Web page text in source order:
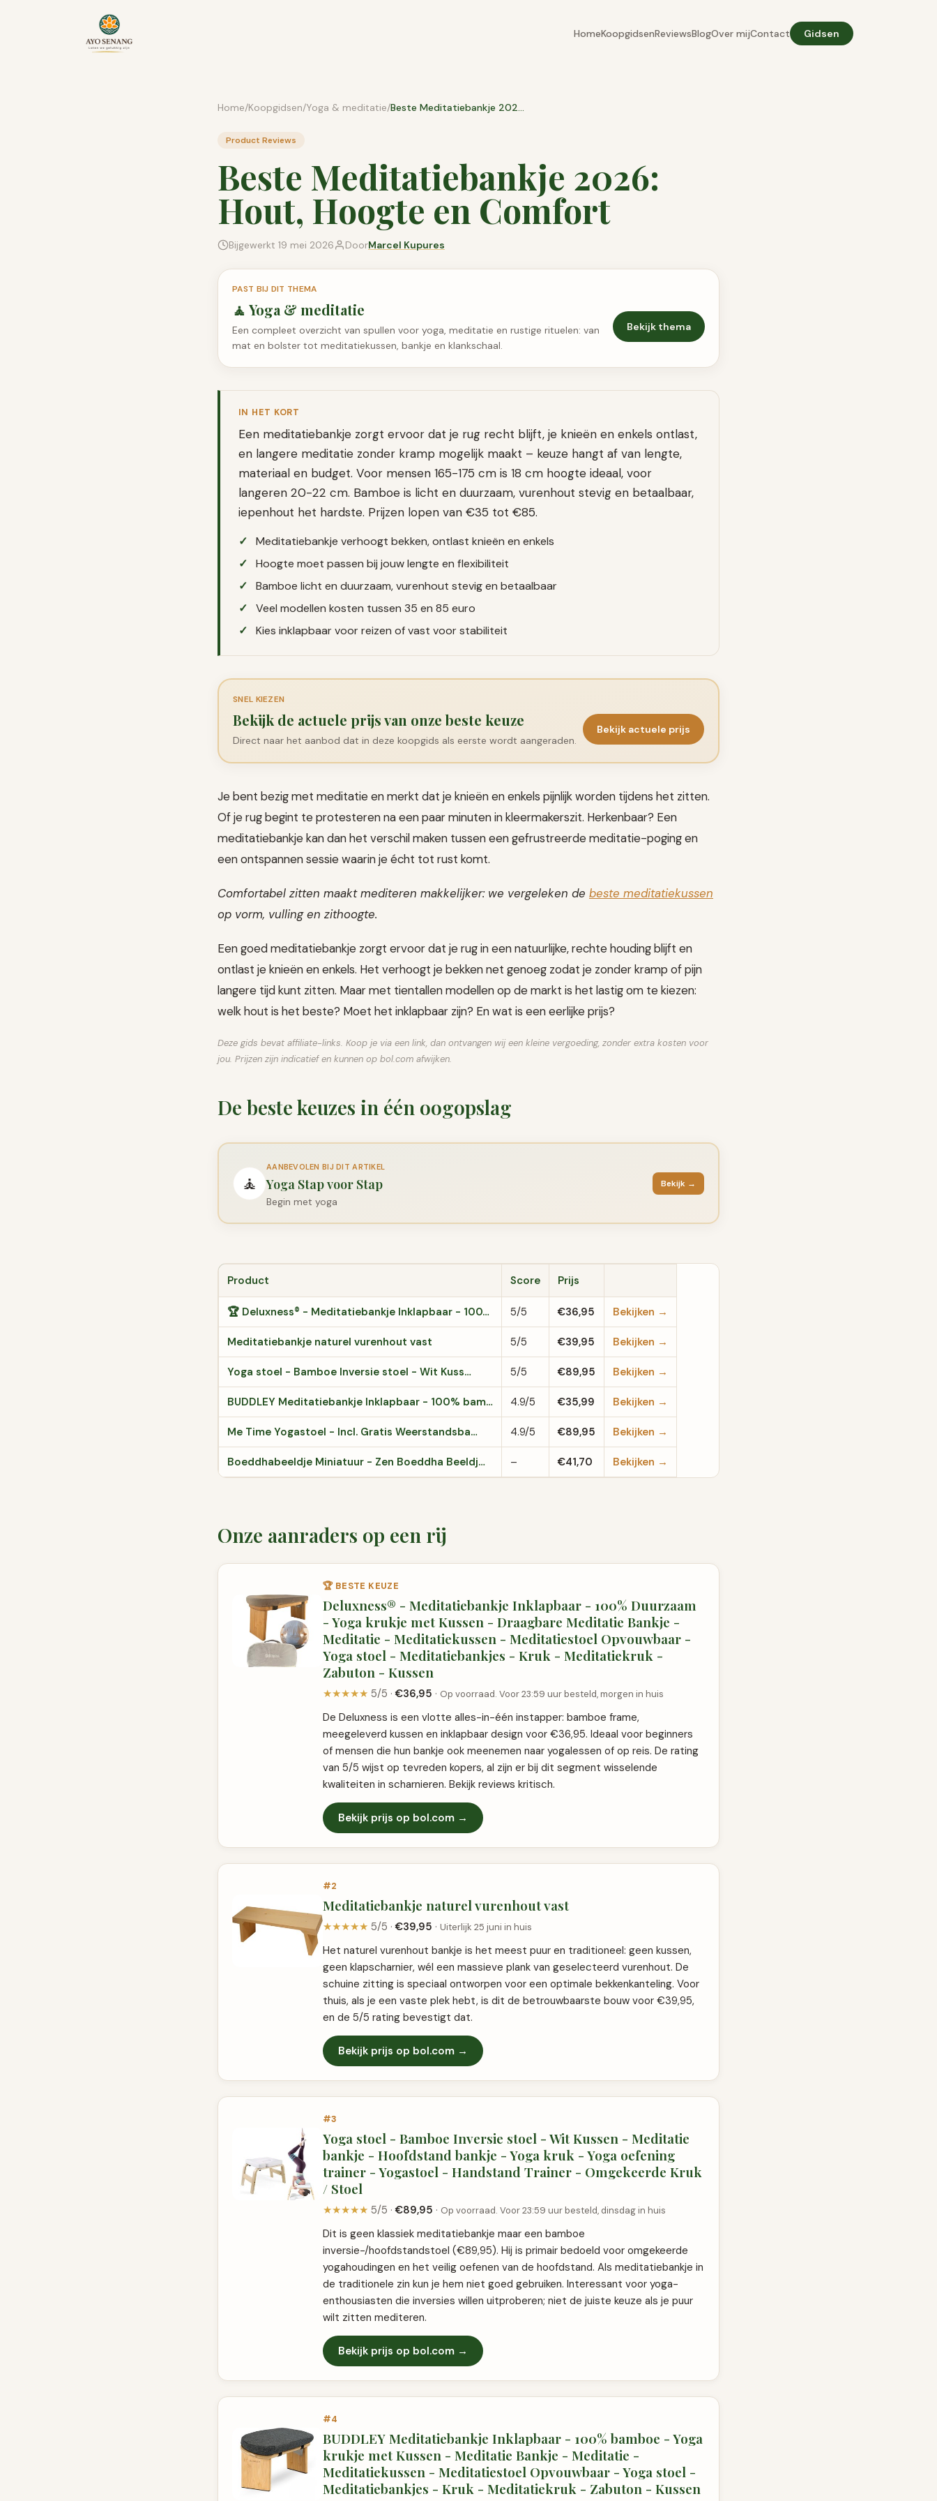
HomeKoopgidsenReviewsBlogOver mijContact Gidsen
Home/Koopgidsen/Yoga & meditatie/ Beste Meditatiebankje 2026: Hout, Hoogte en Comfort
Product Reviews
Beste Meditatiebankje 2026:
Hout, Hoogte en Comfort
Bijgewerkt 19 mei 2026 DoorMarcel Kupures
PAST BIJ DIT THEMA
🧘 Yoga & meditatie
Een compleet overzicht van spullen voor yoga, meditatie en rustige rituelen: van
mat en bolster tot meditatiekussen, bankje en klankschaal.
Bekijk thema
IN HET KORT
Een meditatiebankje zorgt ervoor dat je rug recht blijft, je knieën en enkels ontlast,
en langere meditatie zonder kramp mogelijk maakt – keuze hangt af van lengte,
materiaal en budget. Voor mensen 165-175 cm is 18 cm hoogte ideaal, voor
langeren 20-22 cm. Bamboe is licht en duurzaam, vurenhout stevig en betaalbaar,
iepenhout het hardste. Prijzen lopen van €35 tot €85.
Meditatiebankje verhoogt bekken, ontlast knieën en enkels
Hoogte moet passen bij jouw lengte en flexibiliteit
Bamboe licht en duurzaam, vurenhout stevig en betaalbaar
Veel modellen kosten tussen 35 en 85 euro
Kies inklapbaar voor reizen of vast voor stabiliteit
SNEL KIEZEN
Bekijk de actuele prijs van onze beste keuze
Direct naar het aanbod dat in deze koopgids als eerste wordt aangeraden.
Bekijk actuele prijs
Je bent bezig met meditatie en merkt dat je knieën en enkels pijnlijk worden tijdens het zitten.
Of je rug begint te protesteren na een paar minuten in kleermakerszit. Herkenbaar? Een
meditatiebankje kan dan het verschil maken tussen een gefrustreerde meditatie-poging en
een ontspannen sessie waarin je écht tot rust komt.
Comfortabel zitten maakt mediteren makkelijker: we vergeleken de beste meditatiekussen
op vorm, vulling en zithoogte.
Een goed meditatiebankje zorgt ervoor dat je rug in een natuurlijke, rechte houding blijft en
ontlast je knieën en enkels. Het verhoogt je bekken net genoeg zodat je zonder kramp of pijn
langere tijd kunt zitten. Maar met tientallen modellen op de markt is het lastig om te kiezen:
welk hout is het beste? Moet het inklapbaar zijn? En wat is een eerlijke prijs?
Deze gids bevat affiliate-links. Koop je via een link, dan ontvangen wij een kleine vergoeding, zonder extra kosten voor
jou. Prijzen zijn indicatief en kunnen op bol.com afwijken.
De beste keuzes in één oogopslag
🧘
AANBEVOLEN BIJ DIT ARTIKEL
Yoga Stap voor Stap
Begin met yoga
Bekijk →
Product Score Prijs
🏆 Deluxness® - Meditatiebankje Inklapbaar - 100… 5/5 €36,95 Bekijken →
Meditatiebankje naturel vurenhout vast 5/5 €39,95 Bekijken →
Yoga stoel - Bamboe Inversie stoel - Wit Kuss… 5/5 €89,95 Bekijken →
BUDDLEY Meditatiebankje Inklapbaar - 100% bam… 4.9/5 €35,99 Bekijken →
Me Time Yogastoel - Incl. Gratis Weerstandsba… 4.9/5 €89,95 Bekijken →
Boeddhabeeldje Miniatuur - Zen Boeddha Beeldj… – €41,70 Bekijken →
Onze aanraders op een rij
🏆 BESTE KEUZE
Deluxness® - Meditatiebankje Inklapbaar - 100% Duurzaam
- Yoga krukje met Kussen - Draagbare Meditatie Bankje -
Meditatie - Meditatiekussen - Meditatiestoel Opvouwbaar -
Yoga stoel - Meditatiebankjes - Kruk - Meditatiekruk -
Zabuton - Kussen
★★★★★ 5/5 ·€36,95 · Op voorraad. Voor 23:59 uur besteld, morgen in huis
De Deluxness is een vlotte alles-in-één instapper: bamboe frame,
meegeleverd kussen en inklapbaar design voor €36,95. Ideaal voor beginners
of mensen die hun bankje ook meenemen naar yogalessen of op reis. De rating
van 5/5 wijst op tevreden kopers, al zijn er bij dit segment wisselende
kwaliteiten in scharnieren. Bekijk reviews kritisch.
Bekijk prijs op bol.com →
#2
Meditatiebankje naturel vurenhout vast
★★★★★ 5/5 ·€39,95 · Uiterlijk 25 juni in huis
Het naturel vurenhout bankje is het meest puur en traditioneel: geen kussen,
geen klapscharnier, wél een massieve plank van geselecteerd vurenhout. De
schuine zitting is speciaal ontworpen voor een optimale bekkenkanteling. Voor
thuis, als je een vaste plek hebt, is dit de betrouwbaarste bouw voor €39,95,
en de 5/5 rating bevestigt dat.
Bekijk prijs op bol.com →
#3
Yoga stoel - Bamboe Inversie stoel - Wit Kussen - Meditatie
bankje - Hoofdstand bankje - Yoga kruk - Yoga oefening
trainer - Yogastoel - Handstand Trainer - Omgekeerde Kruk
/ Stoel
★★★★★ 5/5 ·€89,95 · Op voorraad. Voor 23:59 uur besteld, dinsdag in huis
Dit is geen klassiek meditatiebankje maar een bamboe
inversie-/hoofdstandstoel (€89,95). Hij is primair bedoeld voor omgekeerde
yogahoudingen en het veilig oefenen van de hoofdstand. Als meditatiebankje in
de traditionele zin kun je hem niet goed gebruiken. Interessant voor yoga-
enthousiasten die inversies willen uitproberen; niet de juiste keuze als je puur
wilt zitten mediteren.
Bekijk prijs op bol.com →
#4
BUDDLEY Meditatiebankje Inklapbaar - 100% bamboe - Yoga
krukje met Kussen - Meditatie Bankje - Meditatie -
Meditatiekussen - Meditatiestoel Opvouwbaar - Yoga stoel -
Meditatiebankjes - Kruk - Meditatiekruk - Zabuton - Kussen